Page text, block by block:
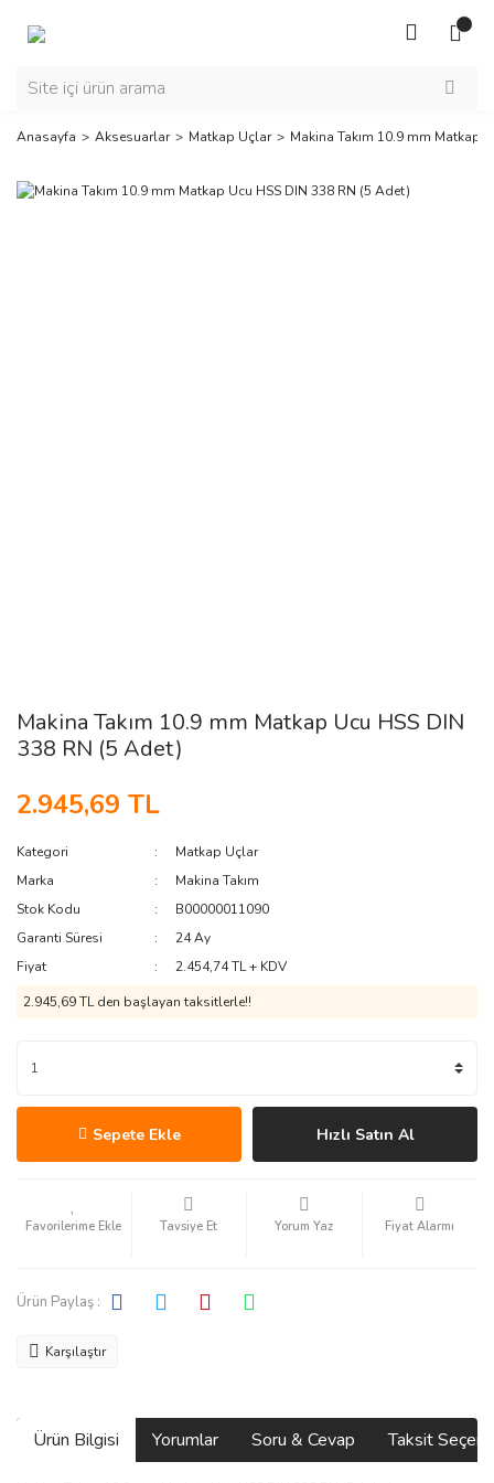
Anasayfa Aksesuarlar Matkap Uçlar Makina Takım 10.9 mm Matkap
Makina Takım 10.9 mm Matkap Ucu HSS DIN
338 RN (5 Adet)
2.945,69 TL
Kategori
Matkap Uçlar
Marka
Makina Takım
Stok Kodu
B00000011090
Garanti Süresi
24 Ay
Fiyat
2.454,74 TL + KDV
2.945,69 TL den başlayan taksitlerle!!
Sepete Ekle Hızlı Satın Al
Tavsiye Et Yorum Yaz Fiyat Alarmı
Ürün Paylaş :
Karşılaştır
Ürün Bilgisi Yorumlar Soru & Cevap Taksit